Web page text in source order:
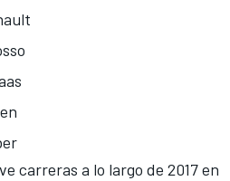
carreras a lo largo de 2017 en